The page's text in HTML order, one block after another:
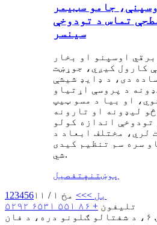
جامو سټیمر
تماس د تودوخې
سینسر
اوسپنو او بخار
کارول کیږي، جوړښت
دی، د ډایډ شیشې
د پروسې اړتیاو
او بیا د مسو ټیپ
لیډونه او تارونه
تودوخې اندازه کولو
لري، مختلف ابعاد د
سره سم تنظیم کیدی
شي.
پوښتنه تفصیل
1 23456 بل >>> مخ ۱ / ۱۱
تلیفون + ۸۶ ۵۵۱ ۶۵۳۱ ۵۲۹۲
نمبر ۳۰۸، ودانۍ ۶، د شفتالو ګلونو دره، د فان